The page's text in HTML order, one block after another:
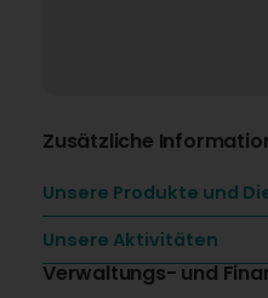
Zusätzliche
Unsere Produkte und
Unsere Aktivitäten
Verwaltungs- und